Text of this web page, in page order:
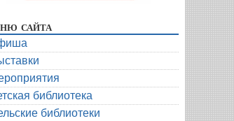
сайта
библиотека
библиотеки